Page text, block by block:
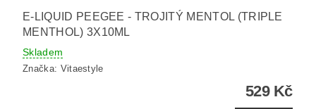
E-LIQUID PEEGEE - TROJITÝ MENTOL (TRIPLE
MENTHOL) 3X10ML
Skladem
Značka: Vitaestyle
529 Kč